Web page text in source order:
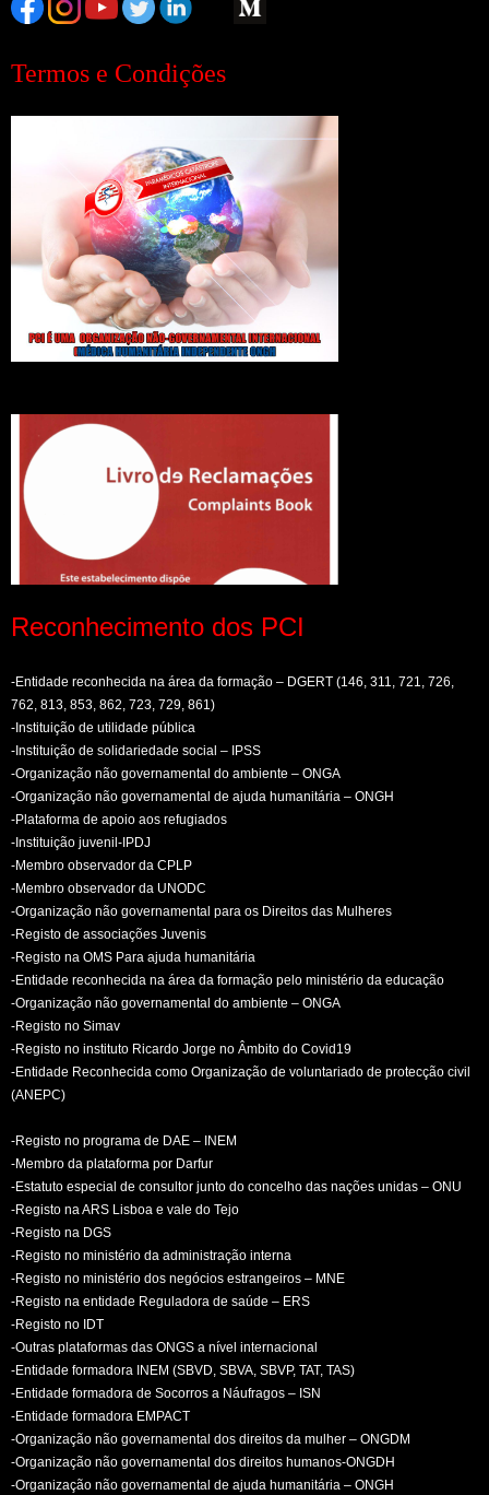
Termos e Condições
Reconhecimento dos PCI
-Entidade reconhecida na área da formação – DGERT (146, 311, 721, 726,
762, 813, 853, 862, 723, 729, 861)
-Instituição de utilidade pública
-Instituição de solidariedade social – IPSS
-Organização não governamental do ambiente – ONGA
-Organização não governamental de ajuda humanitária – ONGH
-Plataforma de apoio aos refugiados
-Instituição juvenil-IPDJ
-Membro observador da CPLP
-Membro observador da UNODC
-Organização não governamental para os Direitos das Mulheres
-Registo de associações Juvenis
-Registo na OMS Para ajuda humanitária
-Entidade reconhecida na área da formação pelo ministério da educação
-Organização não governamental do ambiente – ONGA
-Registo no Simav
-Registo no instituto Ricardo Jorge no Âmbito do Covid19
-Entidade Reconhecida como Organização de voluntariado de protecção civil
(ANEPC)
-Registo no programa de DAE – INEM
-Membro da plataforma por Darfur
-Estatuto especial de consultor junto do concelho das nações unidas – ONU
-Registo na ARS Lisboa e vale do Tejo
-Registo na DGS
-Registo no ministério da administração interna
-Registo no ministério dos negócios estrangeiros – MNE
-Registo na entidade Reguladora de saúde – ERS
-Registo no IDT
-Outras plataformas das ONGS a nível internacional
-Entidade formadora INEM (SBVD, SBVA, SBVP, TAT, TAS)
-Entidade formadora de Socorros a Náufragos – ISN
-Entidade formadora EMPACT
-Organização não governamental dos direitos da mulher – ONGDM
-Organização não governamental dos direitos humanos-ONGDH
-Organização não governamental de ajuda humanitária – ONGH